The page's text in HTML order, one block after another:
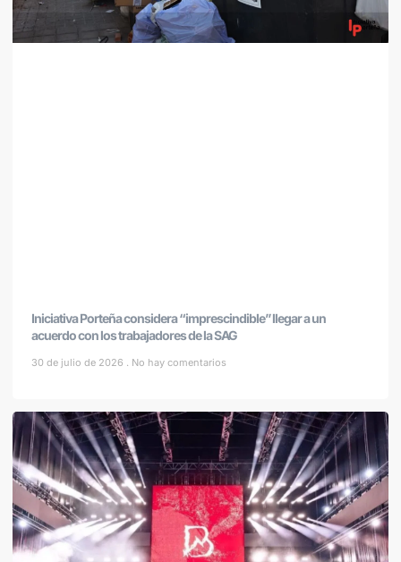
Iniciativa Porteña considera “imprescindible” llegar a un
acuerdo con los trabajadores de la SAG
30 de julio de 2026 No hay comentarios